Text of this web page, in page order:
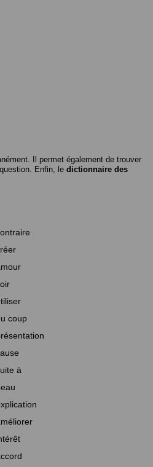
Il permet également de trouver
Enfin, le dictionnaire des
coup
à